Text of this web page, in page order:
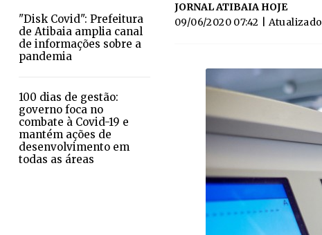
"Disk Covid": Prefeitura
de Atibaia amplia canal
de informações sobre a
pandemia
100 dias de gestão:
governo foca no
combate à Covid-19 e
mantém ações de
desenvolvimento em
todas as áreas
JORNAL ATIBAIA HOJE
09/06/2020 07:42
| Atualizado